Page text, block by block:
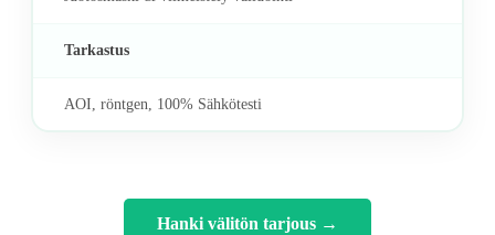
Tarkastus
AOI, röntgen, 100% Sähkötesti
Hanki välitön tarjous →